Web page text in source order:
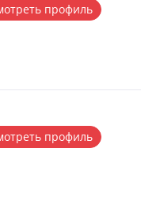
профиль
профиль